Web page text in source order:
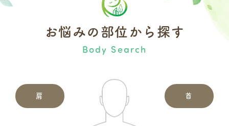
お悩みの部位から探す
Body Search
肩 首